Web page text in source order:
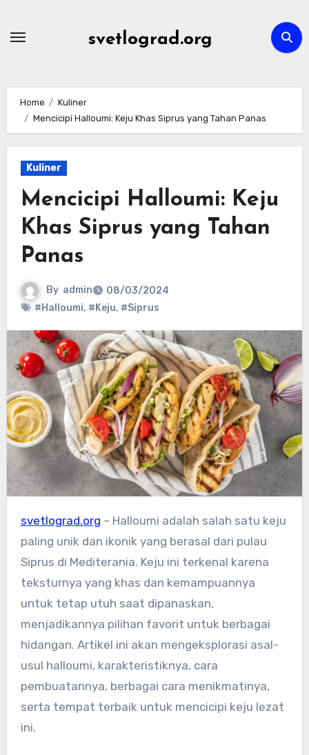
svetlograd.org
Home
Kuliner
Mencicipi Halloumi: Keju Khas Siprus yang Tahan Panas
Kuliner
Mencicipi Halloumi: Keju
Khas Siprus yang Tahan
Panas
By admin
08/03/2024
#Halloumi, #Keju, #Siprus
svetlograd.org – Halloumi adalah salah satu keju
paling unik dan ikonik yang berasal dari pulau
Siprus di Mediterania. Keju ini terkenal karena
teksturnya yang khas dan kemampuannya
untuk tetap utuh saat dipanaskan,
menjadikannya pilihan favorit untuk berbagai
hidangan. Artikel ini akan mengeksplorasi asal-
usul halloumi, karakteristiknya, cara
pembuatannya, berbagai cara menikmatinya,
serta tempat terbaik untuk mencicipi keju lezat
ini.